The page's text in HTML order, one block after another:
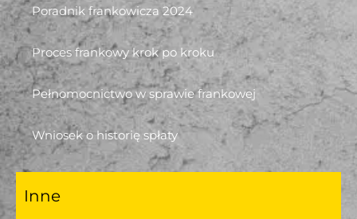
Poradnik frankowicza 2024
Proces frankowy krok po kroku
Pełnomocnictwo w sprawie frankowej
Wniosek o historię spłaty
Inne